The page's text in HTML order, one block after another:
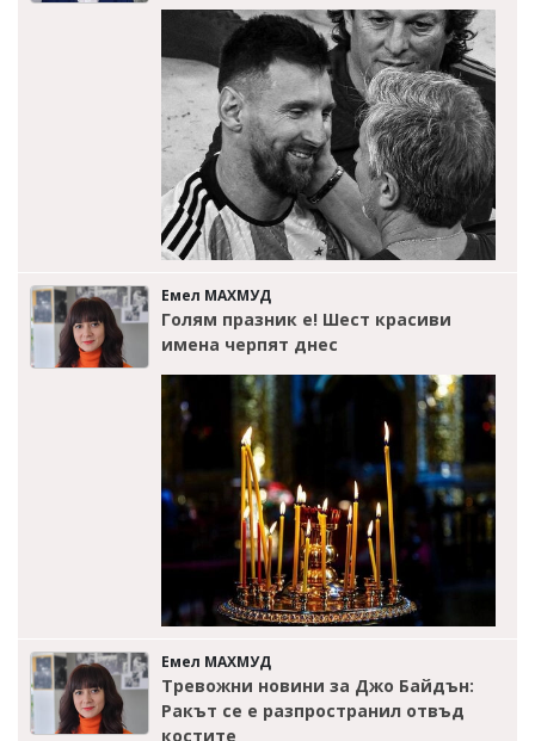
Емел МАХМУД
Голям празник е! Шест красиви
имена черпят днес
Емел МАХМУД
Тревожни новини за Джо Байдън:
Ракът се е разпространил отвъд
костите